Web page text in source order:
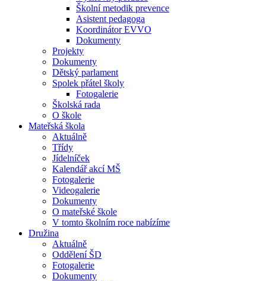
Školní metodik prevence
Asistent pedagoga
Koordinátor EVVO
Dokumenty
Projekty
Dokumenty
Dětský parlament
Spolek přátel školy
Fotogalerie
Školská rada
O škole
Mateřská škola
Aktuálně
Třídy
Jídelníček
Kalendář akcí MŠ
Fotogalerie
Videogalerie
Dokumenty
O mateřské škole
V tomto školním roce nabízíme
Družina
Aktuálně
Oddělení ŠD
Fotogalerie
Dokumenty